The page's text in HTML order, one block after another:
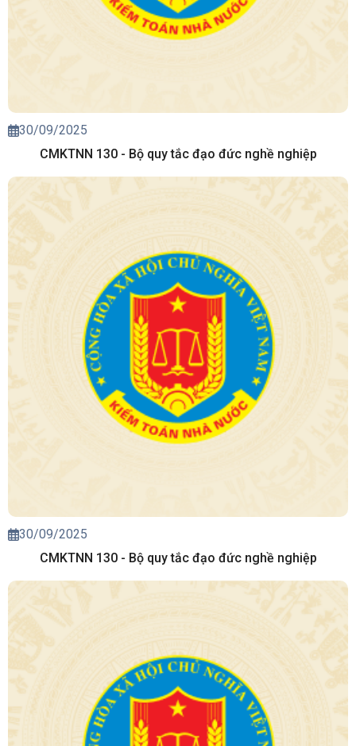
30/09/2025
CMKTNN 130 - Bộ quy tắc đạo đức nghề nghiệp
30/09/2025
CMKTNN 130 - Bộ quy tắc đạo đức nghề nghiệp